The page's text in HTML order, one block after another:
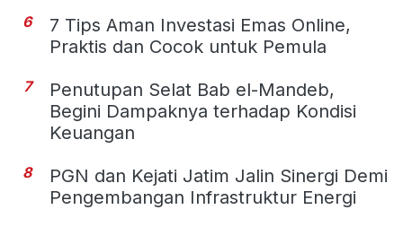
6
7 Tips Aman Investasi Emas Online,
Praktis dan Cocok untuk Pemula
7
Penutupan Selat Bab el-Mandeb,
Begini Dampaknya terhadap Kondisi
Keuangan
8
PGN dan Kejati Jatim Jalin Sinergi Demi
Pengembangan Infrastruktur Energi